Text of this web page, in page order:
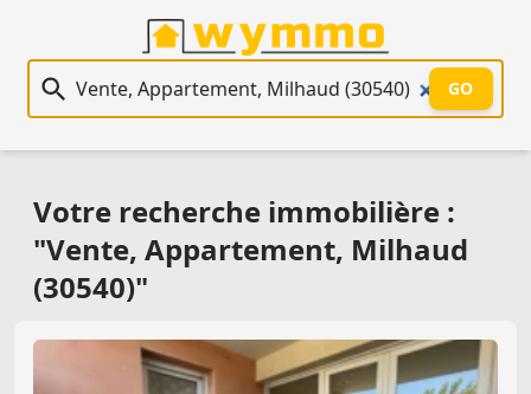
Recherche immobilière
GO
Votre recherche immobilière :
"Vente, Appartement, Milhaud
(30540)"